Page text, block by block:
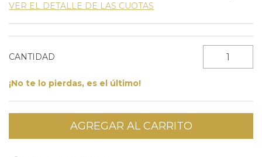
VER EL DETALLE DE LAS CUOTAS
CANTIDAD
¡No te lo pierdas, es el último!